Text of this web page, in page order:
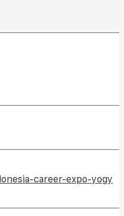
career-expo-yogy